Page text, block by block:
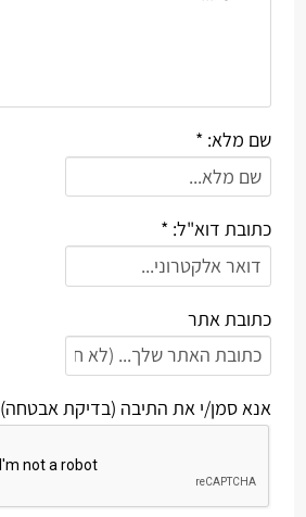
שם מלא: *
כתובת דוא"ל: *
כתובת אתר
אנא סמן/י את התיבה (בדיקת אבטחה)